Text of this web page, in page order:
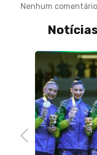
Nenhum
Previous